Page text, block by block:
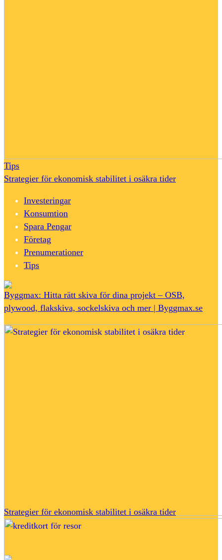
Tips
Strategier för ekonomisk stabilitet i osäkra tider
Investeringar
Konsumtion
Spara Pengar
Företag
Prenumerationer
Tips
Byggmax: Hitta rätt skiva för dina projekt – OSB,
plywood, flakskiva, sockelskiva och mer | Byggmax.se
Strategier för ekonomisk stabilitet i osäkra tider